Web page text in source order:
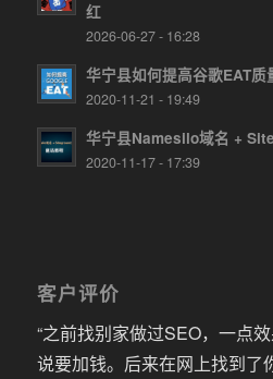
红
2026-06-27 - 16:28
华宁县如何提高谷歌EAT质
2020-11-21 - 19:49
华宁县Namesilo域名 +
2020-11-17 - 17:39
客户评价
“之前找别家做过SEO，一点
说要加钱。后来在网上找到了